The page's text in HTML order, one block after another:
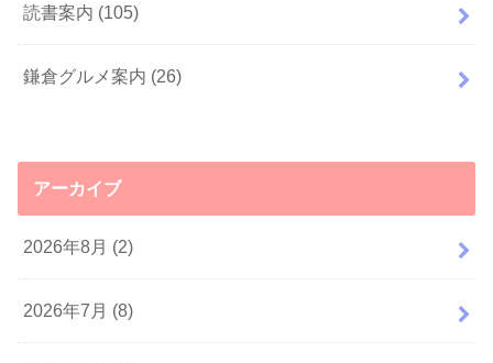
読書案内 (105)
鎌倉グルメ案内 (26)
アーカイブ
2026年8月 (2)
2026年7月 (8)